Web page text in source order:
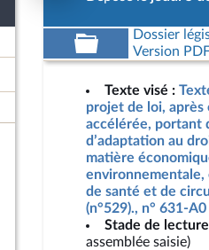
Dossier
Version
Texte visé :
projet de loi, après
accélérée, portant
d’adaptation au
matière
de santé et de
(n°529)., n° 631-A0
Stade de
assemblée saisie)